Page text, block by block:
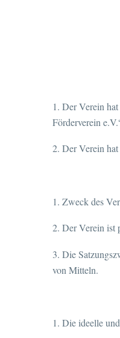
1. Der Verein
Förderverein
2. Der Verein
1. Zweck des
2. Der Verein ist
3. Die
von Mitteln.
1. Die ideelle